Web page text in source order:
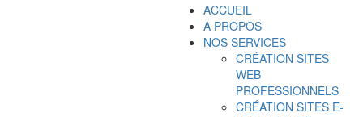
ACCUEIL
A PROPOS
NOS SERVICES
CRÉATION SITES
WEB
PROFESSIONNELS
CRÉATION SITES E-